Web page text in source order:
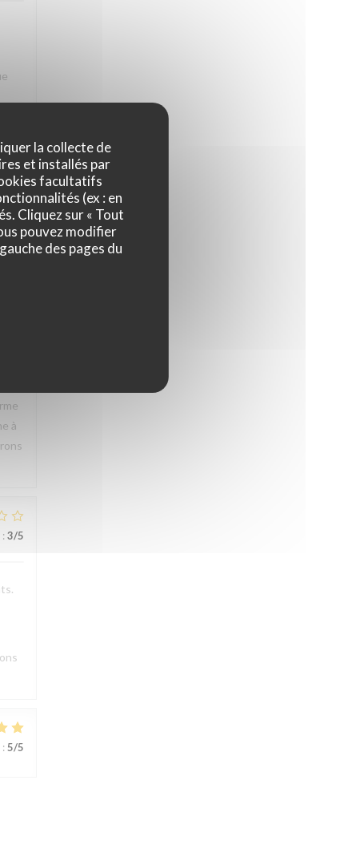
la collecte de
et installés par
facultatifs
(ex : en
Cliquez sur « Tout
pouvez modifier
des pages du
: 4/5
à
: 3/5
: 5/5